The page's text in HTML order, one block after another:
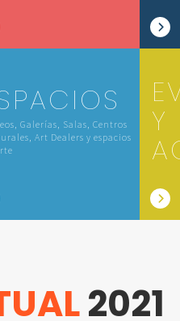
Galerías, Salas, Centros
Art Dealers y espacios
Y
2021